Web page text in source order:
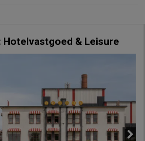
Hotelvastgoed & Leisure